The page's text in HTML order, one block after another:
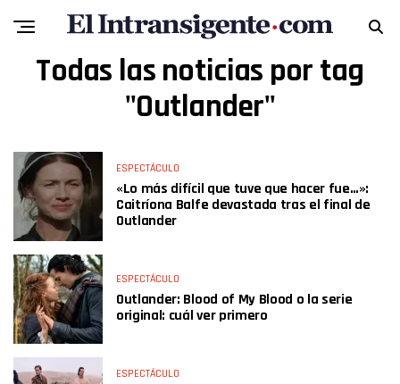
Todas las noticias por tag
"Outlander"
ESPECTÁCULO
«Lo más difícil que tuve que hacer fue…»:
Caitríona Balfe devastada tras el final de
Outlander
ESPECTÁCULO
Outlander: Blood of My Blood o la serie
original: cuál ver primero
ESPECTÁCULO